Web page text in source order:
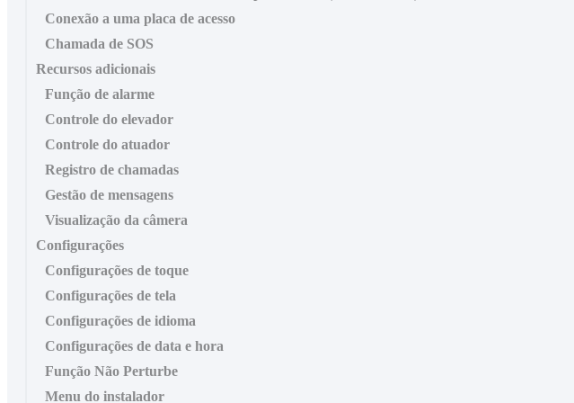
Conexão a uma placa de acesso
Chamada de SOS
Recursos adicionais
Função de alarme
Controle do elevador
Controle do atuador
Registro de chamadas
Gestão de mensagens
Visualização da câmera
Configurações
Configurações de toque
Configurações de tela
Configurações de idioma
Configurações de data e hora
Função Não Perturbe
Menu do instalador